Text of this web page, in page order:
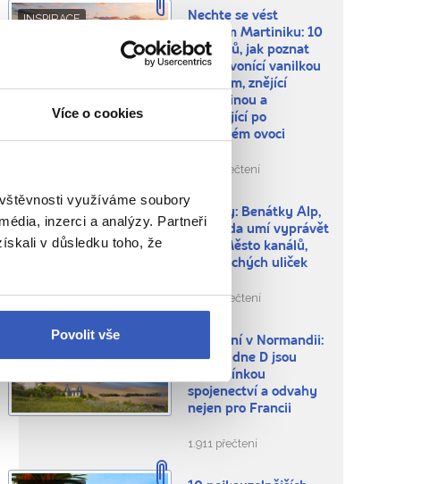
Více o cookies
využíváme soubory
inzerci a analýzy. Partneři
v důsledku toho, že
Povolit vše
INSPIRACE
Nechte se vést
rytmem Martiniku: 10
způsobů, jak poznat
ostrov vonící vanilkou
a rumem, znějící
kreolštinou a
chutnající po
exotickém ovoci
1.093 přečtení
OBLÍBENÁ MÍSTA
Annecy: Benátky Alp,
kde voda umí vyprávět
aneb Město kanálů,
hor a tichých uliček
3.001 přečtení
NEPROPÁSNĚTE
Vylodění v Normandii:
Oslavy dne D jsou
připomínkou
spojenectví a odvahy
nejen pro Francii
1.911 přečtení